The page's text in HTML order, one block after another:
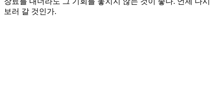
보러 갈 것인가.